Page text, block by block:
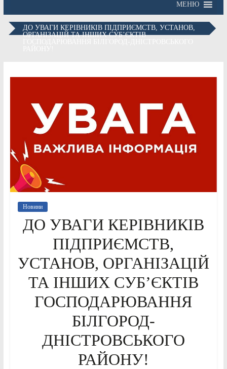
МЕНЮ
ДО УВАГИ КЕРІВНИКІВ ПІДПРИЄМСТВ, УСТАНОВ,
ОРГАНІЗАЦІЙ ТА ІНШИХ СУБ’ЄКТІВ
Новини
ДО УВАГИ КЕРІВНИКІВ
ПІДПРИЄМСТВ,
УСТАНОВ, ОРГАНІЗАЦІЙ
ТА ІНШИХ СУБ’ЄКТІВ
ГОСПОДАРЮВАННЯ
БІЛГОРОД-
ДНІСТРОВСЬКОГО
РАЙОНУ!